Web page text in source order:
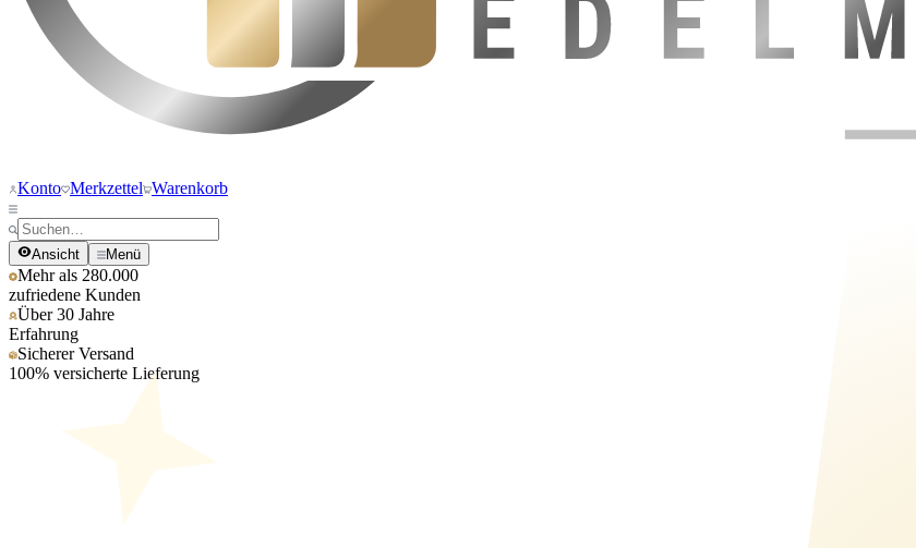
Konto Merkzettel Warenkorb
Ansicht Menü
Mehr als 280.000
zufriedene Kunden
Über 30 Jahre
Erfahrung
Sicherer Versand
100% versicherte Lieferung